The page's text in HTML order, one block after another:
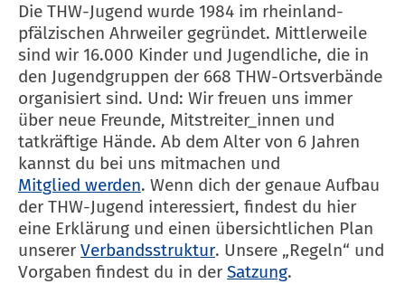
Die THW-Jugend wurde 1984 im rheinland-
pfälzischen Ahrweiler gegründet. Mittlerweile
sind wir 16.000 Kinder und Jugendliche, die in
den Jugendgruppen der 668 THW-Ortsverbände
organisiert sind. Und: Wir freuen uns immer
über neue Freunde, Mitstreiter_innen und
tatkräftige Hände. Ab dem Alter von 6 Jahren
kannst du bei uns mitmachen und
Mitglied werden. Wenn dich der genaue Aufbau
der THW-Jugend interessiert, findest du hier
eine Erklärung und einen übersichtlichen Plan
unserer Verbandsstruktur. Unsere „Regeln“ und
Vorgaben findest du in der Satzung.